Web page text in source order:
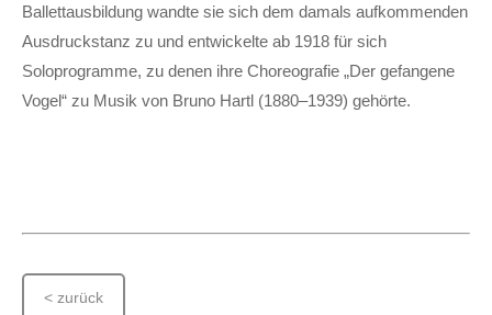
Ballettausbildung wandte sie sich dem damals aufkommenden
Ausdruckstanz zu und entwickelte ab 1918 für sich
Soloprogramme, zu denen ihre Choreografie „Der gefangene
Vogel“ zu Musik von Bruno Hartl (1880–1939) gehörte.
< zurück